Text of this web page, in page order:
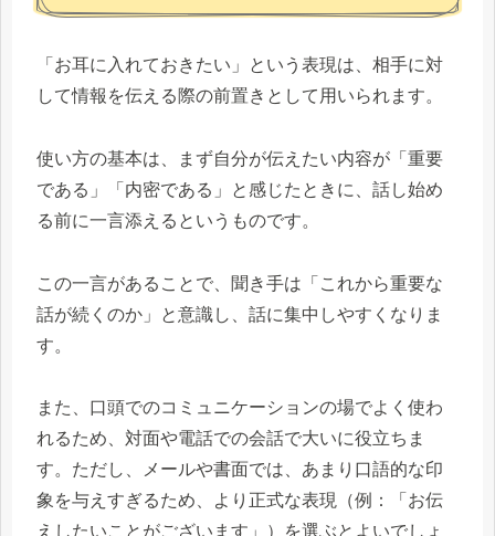
「お耳に入れておきたい」という表現は、相手に対
して情報を伝える際の前置きとして用いられます。
使い方の基本は、まず自分が伝えたい内容が「重要
である」「内密である」と感じたときに、話し始め
る前に一言添えるというものです。
この一言があることで、聞き手は「これから重要な
話が続くのか」と意識し、話に集中しやすくなりま
す。
また、口頭でのコミュニケーションの場でよく使わ
れるため、対面や電話での会話で大いに役立ちま
す。ただし、メールや書面では、あまり口語的な印
象を与えすぎるため、より正式な表現（例：「お伝
えしたいことがございます」）を選ぶとよいでしょ